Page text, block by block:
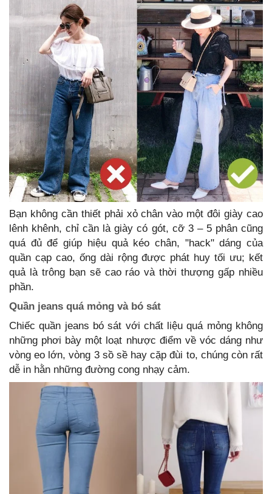
Bạn không cần thiết phải xỏ chân vào một đôi giày cao
lênh khênh, chỉ cần là giày có gót, cỡ 3 – 5 phân cũng
quá đủ để giúp hiệu quả kéo chân, "hack" dáng của
quần cạp cao, ống dài rộng được phát huy tối ưu; kết
quả là trông bạn sẽ cao ráo và thời thượng gấp nhiều
phần.
Quần jeans quá mỏng và bó sát
Chiếc quần jeans bó sát với chất liệu quá mỏng không
những phơi bày một loạt nhược điểm về vóc dáng như
vòng eo lớn, vòng 3 sồ sề hay cặp đùi to, chúng còn rất
dễ in hằn những đường cong nhạy cảm.